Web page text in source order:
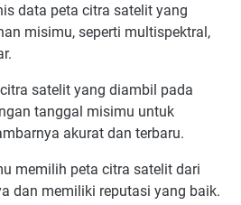
data peta citra satelit yang
misimu, seperti multispektral,
satelit yang diambil pada
tanggal misimu untuk
akurat dan terbaru.
memilih peta citra satelit dari
dan memiliki reputasi yang baik.